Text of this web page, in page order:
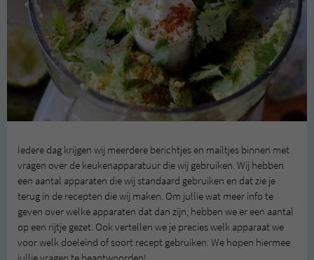
Iedere dag krijgen wij meerdere berichtjes en mailtjes binnen met
vragen over de keukenapparatuur die wij gebruiken. Wij hebben
een aantal apparaten die wij standaard gebruiken en dat zie je
terug in de recepten die wij maken. Om jullie wat meer info te
geven over welke apparaten dat dan zijn, hebben we er een aantal
op een rijtje gezet. Ook vertellen we je precies welk apparaat we
voor welk doeleind of soort recept gebruiken. We hopen hiermee